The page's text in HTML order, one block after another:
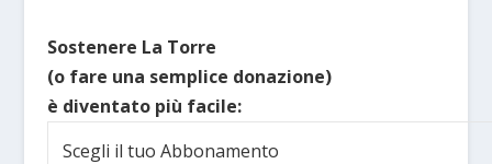
Sostenere La Torre
(o fare una semplice donazione)
è diventato più facile:
Scegli il tuo Abbonamento